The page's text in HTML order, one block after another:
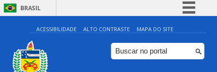
BRASIL
Simplifique!
Comunica BR
Participe
ACESSIBILIDADE ALTO CONTRASTE MAPA DO SITE